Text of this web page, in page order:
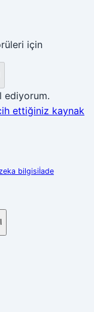
için
ediyorum.
ettiğiniz kaynak
bilgisiİade